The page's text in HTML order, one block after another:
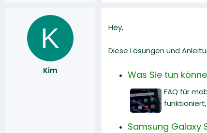
K
Kim
Hey,
Diese Lösungen und
Was Sie tun
FAQ für
Samsung Galaxy